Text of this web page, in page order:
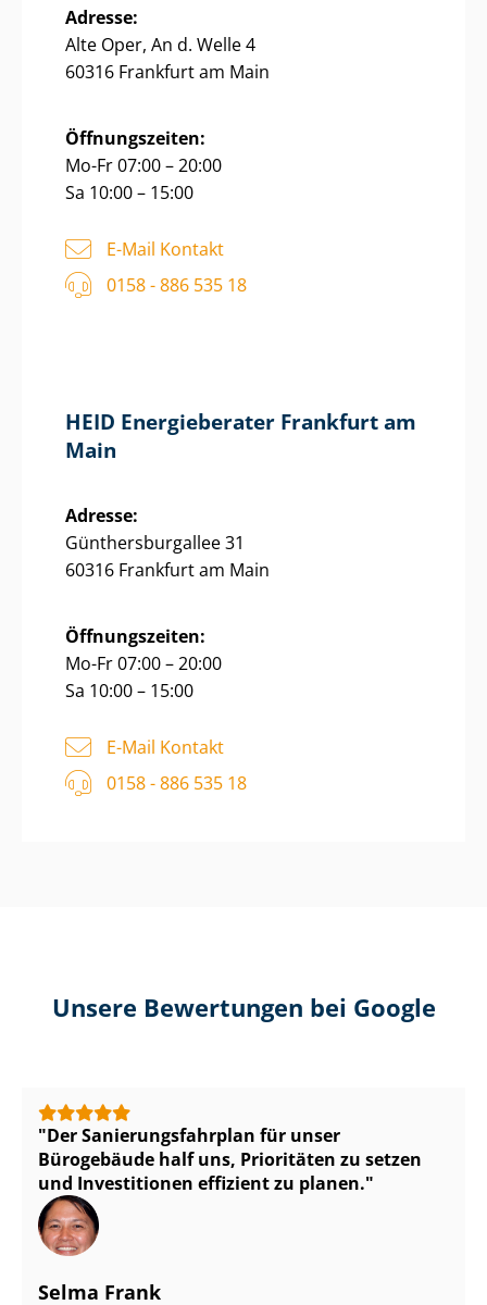
Adresse:
Alte Oper, An d. Welle 4
60316 Frankfurt am Main
Öffnungszeiten:
Mo-Fr 07:00 – 20:00
Sa 10:00 – 15:00
E-Mail Kontakt
0158 - 886 535 18
HEID Energieberater Frankfurt am
Main
Adresse:
Gün­thers­bur­g­al­lee 31
60316 Frankfurt am Main
Öffnungszeiten:
Mo-Fr 07:00 – 20:00
Sa 10:00 – 15:00
E-Mail Kontakt
0158 - 886 535 18
Unsere Bewertungen bei Google
Der Sa­nie­rungs­fahr­plan für unser
Bürogebäude half uns, Prioritäten zu setzen
und Investitionen effizient zu planen.
Selma Frank